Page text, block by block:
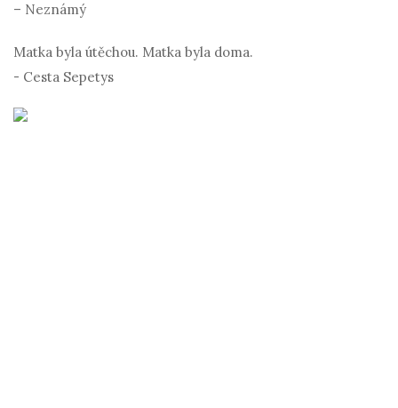
– Neznámý
Matka byla útěchou. Matka byla doma.
- Cesta Sepetys